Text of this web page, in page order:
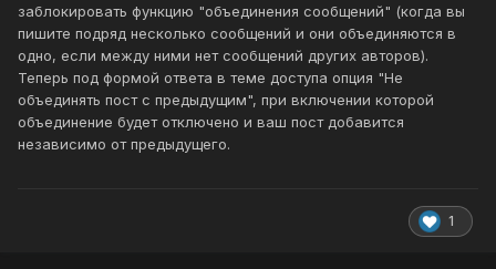
заблокировать функцию "объединения сообщений" (когда вы
пишите подряд несколько сообщений и они объединяются в
одно, если между ними нет сообщений других авторов).
Теперь под формой ответа в теме доступа опция "Не
объединять пост с предыдущим", при включении которой
объединение будет отключено и ваш пост добавится
независимо от предыдущего.
1